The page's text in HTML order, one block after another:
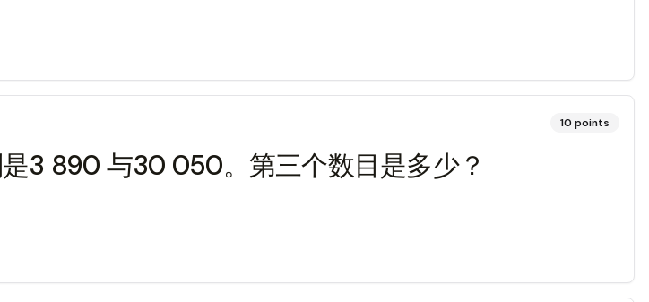
10 points
3 890 与30 050。第三个数目是多少？